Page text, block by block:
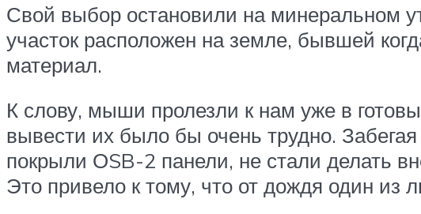
Свой выбор остановили на минеральном
участок расположен на земле, бывшей
материал.
К слову, мыши пролезли к нам уже в
вывести их было бы очень трудно.
покрыли ОSB-2 панели, не стали делать
Это привело к тому, что от дождя один из